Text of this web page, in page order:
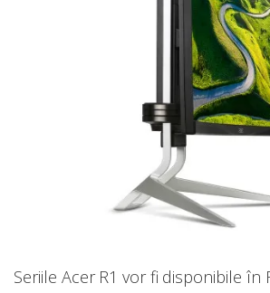
Seriile Acer R1 vor fi disponibile în